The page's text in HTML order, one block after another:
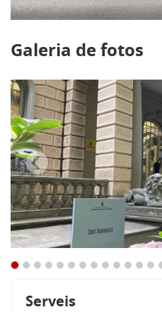
Galeria de fotos
Serveis